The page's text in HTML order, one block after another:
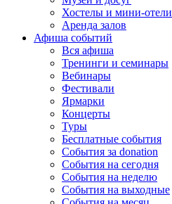
Хостелы и мини-отели
Аренда залов
Афиша событий
Вся афиша
Тренинги и семинары
Вебинары
Фестивали
Ярмарки
Концерты
Туры
Бесплатные события
События за donation
События на сегодня
События на неделю
События на выходные